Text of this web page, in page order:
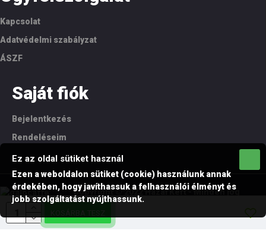
Kapcsolat
Adatvédelmi szabályzat
ÁSZF
Saját fiók
Bejelentkezés
Rendeléseim
Copyright © 2022 Hazai Kert - Minden jog
fenntartva!
Ez az oldal sütiket használ
Ezen a weboldalon sütiket (cookie) használunk annak
érdekében, hogy javíthassuk a felhasználói élményt és
jobb szolgáltatást nyújthassunk.